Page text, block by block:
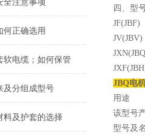
全注意事项
何正确选用
软电缆；如何保管
及分组成型号
料及护套的选择
四、型
JBQ电
用途
该型号
型号及